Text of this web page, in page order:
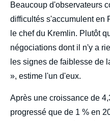
Beaucoup d'observateurs
difficultés s'accumulent en
le chef du Kremlin. Plutôt
négociations dont il n'y a
les signes de faiblesse de
», estime l'un d'eux.
Après une croissance de
progressé que de 1 % en